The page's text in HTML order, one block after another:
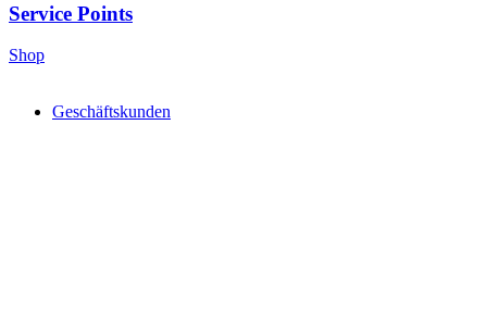
Service Points
Shop
Geschäftskunden